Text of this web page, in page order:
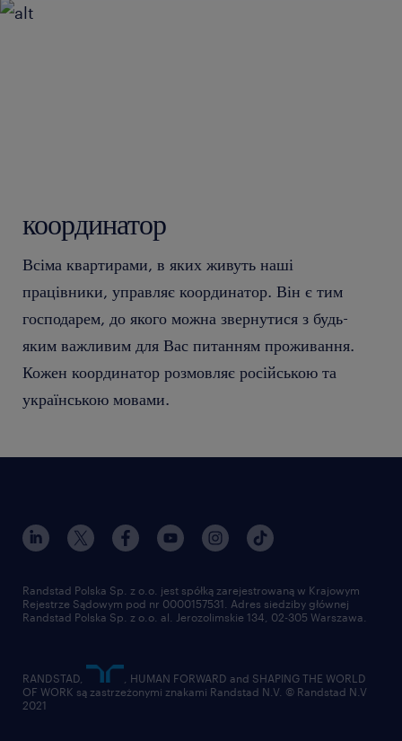
координатор
Всіма квартирами, в яких живуть наші
працівники, управляє координатор. Він є тим
господарем, до якого можна звернутися з будь-
яким важливим для Вас питанням проживання.
Кожен координатор розмовляє російською та
українською мовами.
Randstad Polska Sp. z o.o. jest spółką zarejestrowaną w Krajowym
Rejestrze Sądowym pod nr 0000157531. Adres siedziby głównej
Randstad Polska Sp. z o.o. al. Jerozolimskie 134, 02-305 Warszawa.
RANDSTAD,
, HUMAN FORWARD and SHAPING THE WORLD
OF WORK są zastrzeżonymi znakami Randstad N.V. © Randstad N.V
2021